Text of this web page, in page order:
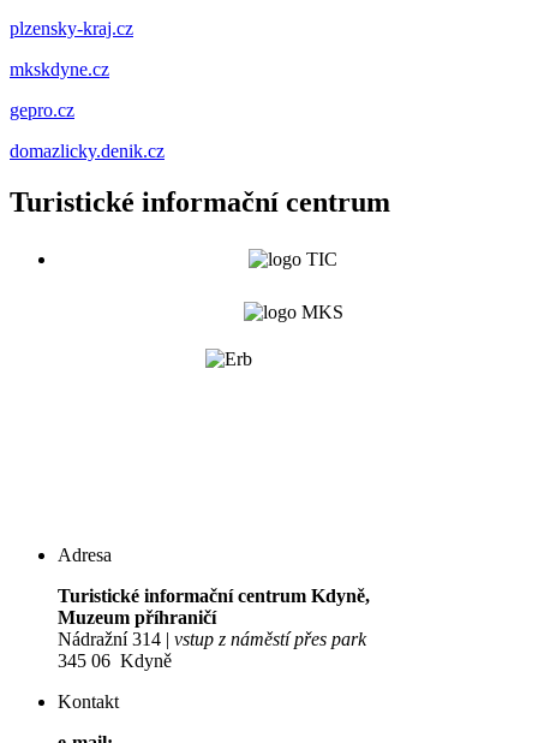
plzensky-kraj.cz
mkskdyne.cz
gepro.cz
domazlicky.denik.cz
Turistické informační centrum
Adresa
Turistické informační centrum Kdyně,
Muzeum příhraničí
Nádražní 314 | vstup z náměstí přes park
345 06 Kdyně
Kontakt